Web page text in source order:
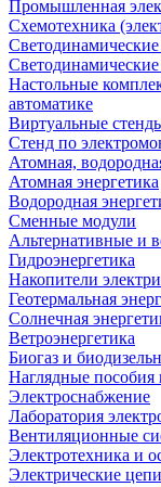
Промышленная
Схемотехника
Настольные
автоматике
Виртуальные
Стенд по
Атомная,
Атомная энергетика
Водородная
Сменные модули
Альтернативные и
Гидроэнергетика
Накопители
Геотермальная
Солнечная
Ветроэнергетика
Биогаз и
Наглядные пособия
Электроснабжение
Лаборатория
Вентиляционные
Электротехника и
Электрические цепи